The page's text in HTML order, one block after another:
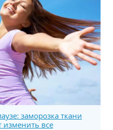
заморозка ткани
все